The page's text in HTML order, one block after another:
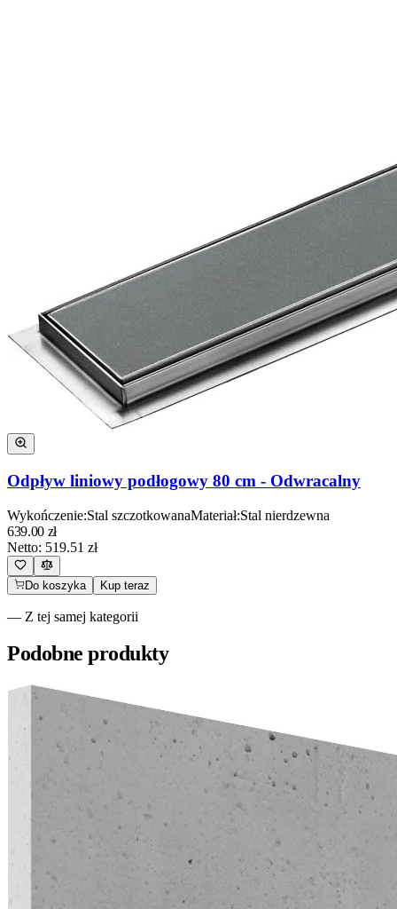
Odpływ liniowy podłogowy 80 cm - Odwracalny
Wykończenie:Stal szczotkowanaMateriał:Stal nierdzewna
639.00 zł
Netto: 519.51 zł
Do koszyka Kup teraz
— Z tej samej kategorii
Podobne produkty